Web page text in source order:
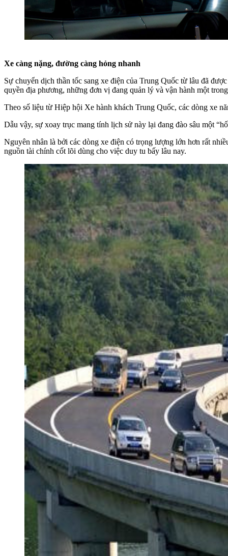
Xe càng nặng, đường càng hỏng nhanh
Sự chuyển dịch thần tốc sang xe điện của Trung Quốc từ lâu đã
quyền địa phương, những đơn vị đang quản lý và vận hành một
Theo số liệu từ Hiệp hội Xe hành khách Trung Quốc, các dòng xe
Dẫu vậy, sự xoay trục mang tính lịch sử này lại đang đào sâu một
Nguyên nhân là bởi các dòng xe điện có trọng lượng lớn hơn rất
nguồn tài chính cốt lõi dùng cho việc duy tu bấy lâu nay.